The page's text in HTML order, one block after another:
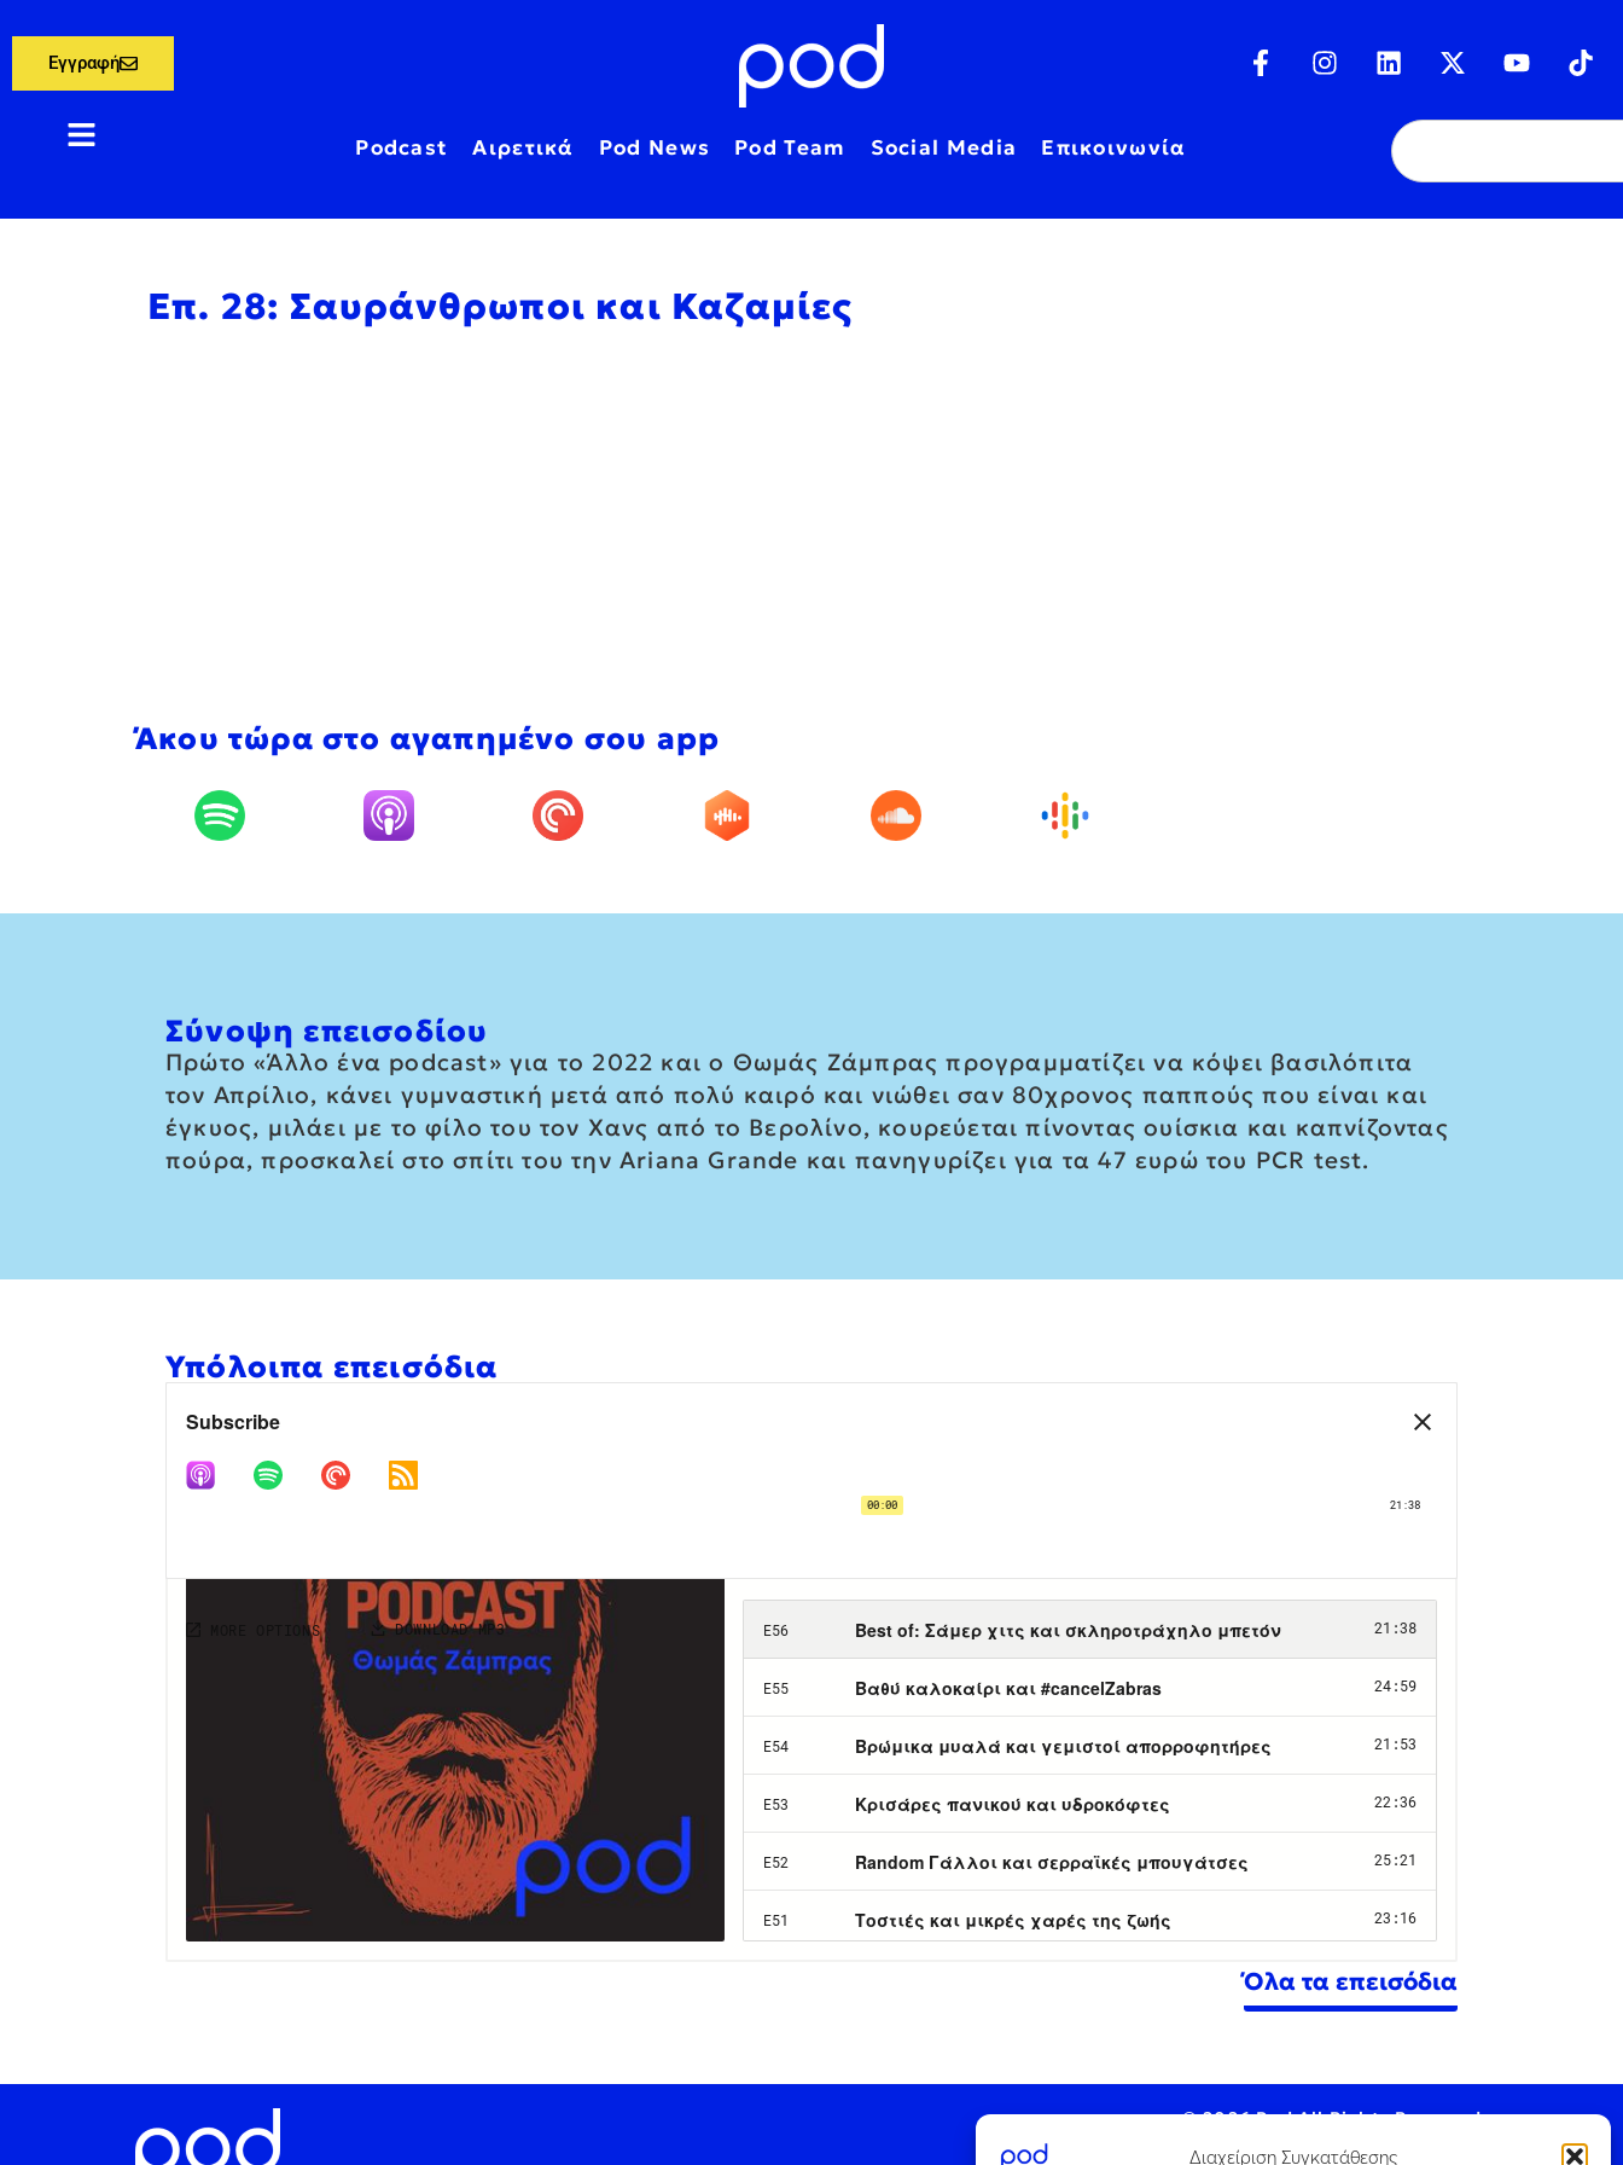
Διαχείριση Συγκατάθεσης
Εγγραφή
Podcast Αιρετικά Pod News Pod Team Social Media Επικοινωνία
Επ. 28: Σαυράνθρωποι και Καζαμίες
Άκου τώρα στο αγαπημένο σου app
Σύνοψη επεισοδίου
Πρώτο «Άλλο ένα podcast» για το 2022 και ο Θωμάς Ζάμπρας προγραμματίζει να κόψει βασιλόπιτα
τον Απρίλιο, κάνει γυμναστική μετά από πολύ καιρό και νιώθει σαν 80χρονος παππούς που είναι και
έγκυος, μιλάει με το φίλο του τον Χανς από το Βερολίνο, κουρεύεται πίνοντας ουίσκια και καπνίζοντας
πούρα, προσκαλεί στο σπίτι του την Ariana Grande και πανηγυρίζει για τα 47 ευρώ του PCR test.
Υπόλοιπα επεισόδια
Όλα τα επεισόδια
© 2026 Pod All Rights Reserved.